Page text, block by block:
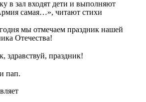
в зал входят дети и выполняют
самая…», читают стихи
мы отмечаем праздник нашей
Отечества!
здравствуй, праздник!
пап.